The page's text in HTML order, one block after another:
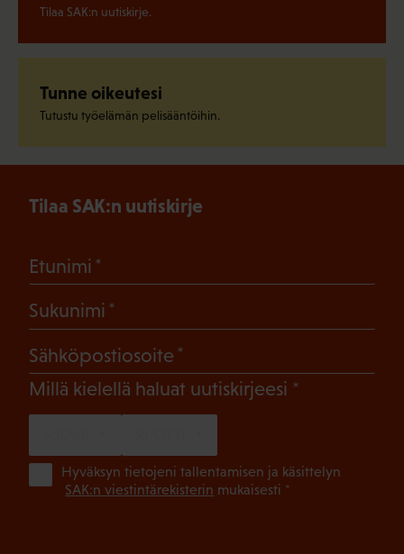
Tilaa SAK:n uutiskirje.
Tunne oikeutesi
Tutustu työelämän pelisääntöihin.
Tilaa SAK:n uutiskirje
Etunimi
Sukunimi
Sähköpostiosoite
Millä kielellä haluat uutiskirjeesi (Pakollinen)
Hyväksyn tietojeni tallentamisen ja käsittelyn
SAK:n viestintärekisterin mukaisesti *